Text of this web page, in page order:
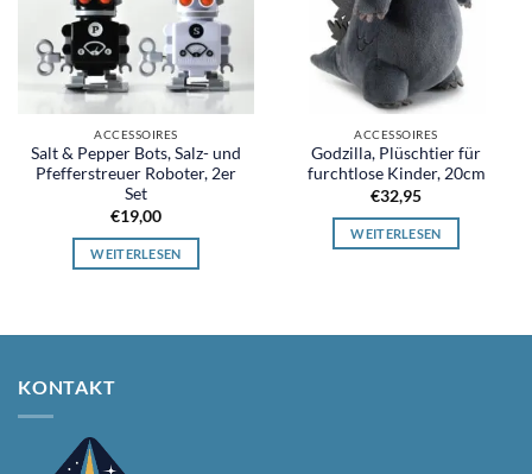
ACCESSOIRES
Salt & Pepper Bots, Salz- und
Pfefferstreuer Roboter, 2er
Set
€19,00
WEITERLESEN
ACCESSOIRES
Godzilla, Plüschtier für
furchtlose Kinder, 20cm
€32,95
WEITERLESEN
KONTAKT